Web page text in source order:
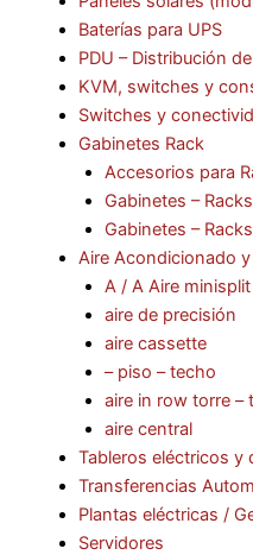
Baterías para UPS
PDU – Distribución
KVM, switches y
Switches y
Gabinetes Rack
Accesorios para
Gabinetes –
Gabinetes –
Aire Acondicionado
A / A Aire minisplit
aire de precisión
aire cassette
– piso – techo
aire in row torre –
aire central
Tableros eléctricos y
Transferencias
Plantas eléctricas /
Servidores